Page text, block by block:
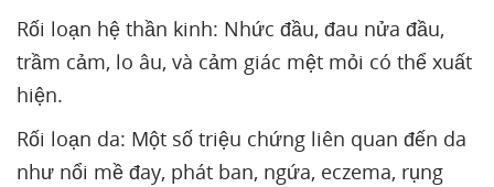
Rối loạn hệ thần kinh: Nhức đầu, đau nửa đầu,
trầm cảm, lo âu, và cảm giác mệt mỏi có thể xuất
hiện.
Rối loạn da: Một số triệu chứng liên quan đến da
như nổi mề đay, phát ban, ngứa, eczema, rụng